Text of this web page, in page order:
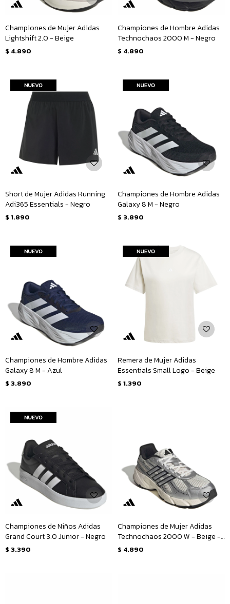
Championes de Mujer Adidas
Lightshift 2.0 - Beige
$ 4.890
Championes de Hombre Adidas
Technochaos 2000 M - Negro
$ 4.890
Short de Mujer Adidas Running
Adi365 Essentials - Negro
$ 1.890
Championes de Hombre Adidas
Galaxy 8 M - Negro
$ 3.890
Championes de Hombre Adidas
Galaxy 8 M - Azul
$ 3.890
Remera de Mujer Adidas
Essentials Small Logo - Beige
$ 1.390
Championes de Niños Adidas
Grand Court 3.0 Junior - Negro
$ 3.390
Championes de Mujer Adidas
Technochaos 2000 W - Beige -
Plateado
$ 4.890